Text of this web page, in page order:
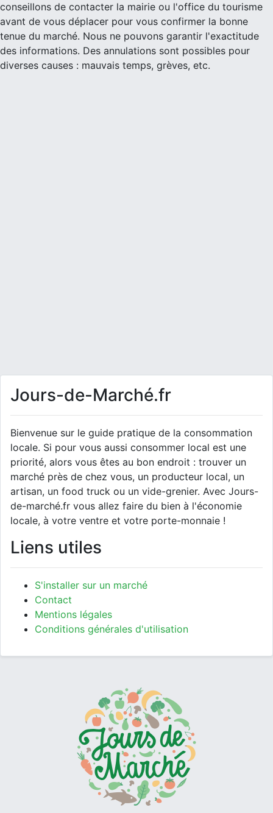
conseillons de contacter la mairie ou l'office du tourisme
avant de vous déplacer pour vous confirmer la bonne
tenue du marché. Nous ne pouvons garantir l'exactitude
des informations. Des annulations sont possibles pour
diverses causes : mauvais temps, grèves, etc.
Jours-de-Marché.fr
Bienvenue sur le guide pratique de la consommation
locale. Si pour vous aussi consommer local est une
priorité, alors vous êtes au bon endroit : trouver un
marché près de chez vous, un producteur local, un
artisan, un food truck ou un vide-grenier. Avec Jours-
de-marché.fr vous allez faire du bien à l'économie
locale, à votre ventre et votre porte-monnaie !
Liens utiles
S'installer sur un marché
Contact
Mentions légales
Conditions générales d'utilisation